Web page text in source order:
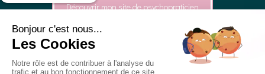
Prise de rendez-vous en ligne
Découvrir mon site de psychopraticien
Plan du site
Mentions légales